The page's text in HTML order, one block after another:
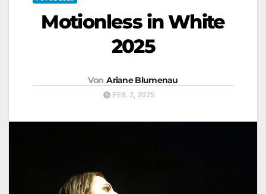
Motionless in White
2025
Von Ariane Blumenau
FEB. 2, 2025